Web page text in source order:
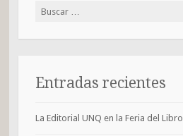
Buscar:
Entradas recientes
La Editorial UNQ en la Feria del Libro